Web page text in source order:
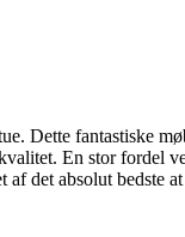
Dette fantastiske
En stor fordel
det absolut